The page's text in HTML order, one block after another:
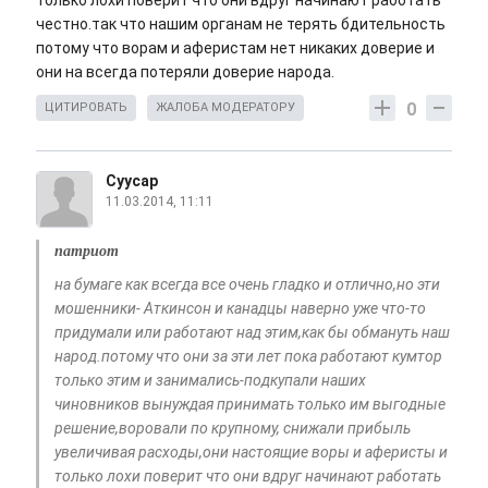
честно.так что нашим органам не терять бдительность
потому что ворам и аферистам нет никаких доверие и
они на всегда потеряли доверие народа.
0
ЦИТИРОВАТЬ ЖАЛОБА МОДЕРАТОРУ
Суусар
11.03.2014, 11:11
патриот
на бумаге как всегда все очень гладко и отлично,но эти
мошенники- Аткинсон и канадцы наверно уже что-то
придумали или работают над этим,как бы обмануть наш
народ.потому что они за эти лет пока работают кумтор
только этим и занимались-подкупали наших
чиновников вынуждая принимать только им выгодные
решение,воровали по крупному, снижали прибыль
увеличивая расходы,они настоящие воры и аферисты и
только лохи поверит что они вдруг начинают работать